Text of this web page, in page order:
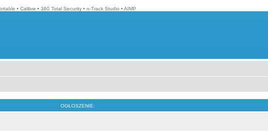
• Calibre • 360 Total Security • n-Track Studio • AIMP
OGŁOSZENIE: